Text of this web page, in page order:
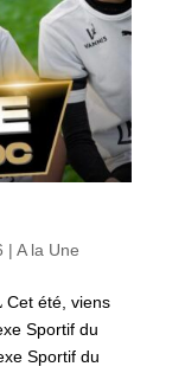
| A la Une
été, viens
Sportif du
Sportif du